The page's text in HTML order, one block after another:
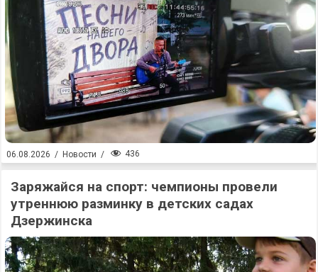
06.08.2026 / Новости / 436
Заряжайся на спорт: чемпионы провели
утреннюю разминку в детских садах
Дзержинска